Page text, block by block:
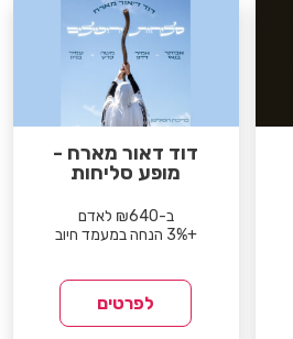
דוד דאור מארח -
מופע סליחות
ב-₪640 לאדם
+3% הנחה במעמד חיוב
לפרטים